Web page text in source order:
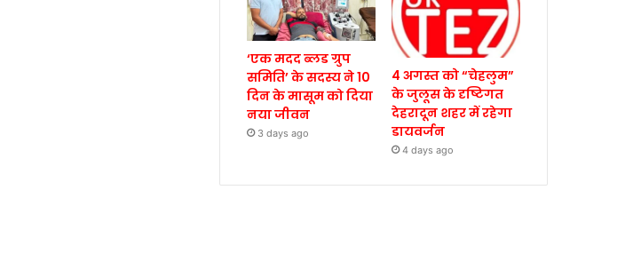
‘एक मदद ब्लड ग्रुप
समिति’ के सदस्य ने 10
दिन के मासूम को दिया
नया जीवन
3 days ago
4 अगस्त को “चेहलुम”
के जुलूस के दृष्टिगत
देहरादून शहर में रहेगा
डायवर्जन
4 days ago